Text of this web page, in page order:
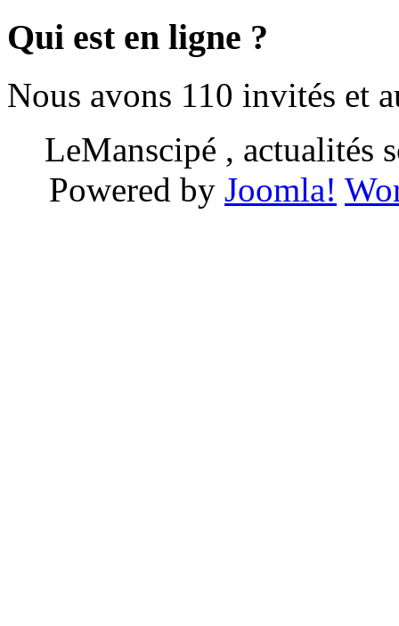
Qui est en ligne ?
Nous avons 110 invités et
LeManscipé , actualités
Powered by Joomla!